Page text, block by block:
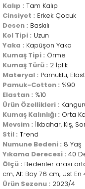
Kalıp : Tam Kalıp
Cinsiyet : Erkek Çocuk
Desen : Baskılı
Kol Tipi : Uzun
Yaka : Kapüşon Yaka
Kumaş Tipi : Örme
Kumaş Türü : 2 İplik
Materyal : Pamuklu,
Pamuk-Cotton : %90
Elastan : %10
Ürün Özellikleri :
Kumaş Kalınlığı : Orta
Mevsim : İlkbahar, Kış,
Stil : Trend
Numune Bedeni : 8 Yaş
Yıkama Derecesi : 40
Ölçü : Bedenler arası
cm, Alt Boy 76 cm, Üst
Ürün Sezonu : 2023/4